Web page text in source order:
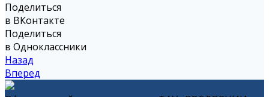
Поделиться
в ВКонтакте
Поделиться
в Одноклассники
Назад
Вперед